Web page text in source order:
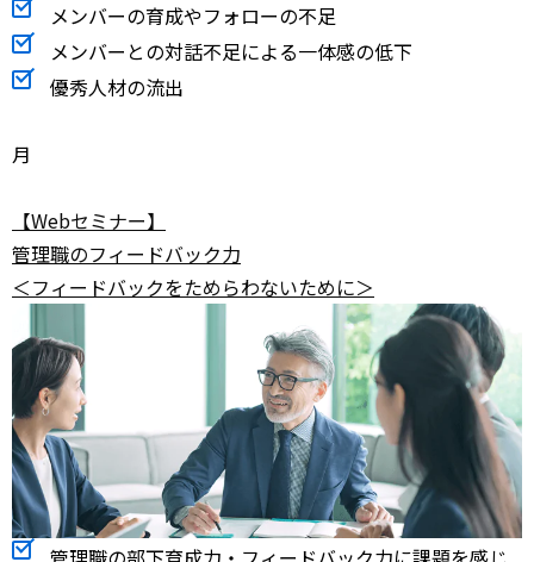
メンバーの育成やフォローの不足
メンバーとの対話不足による一体感の低下
優秀人材の流出
月
【Webセミナー】
管理職のフィードバック力
＜フィードバックをためらわないために＞